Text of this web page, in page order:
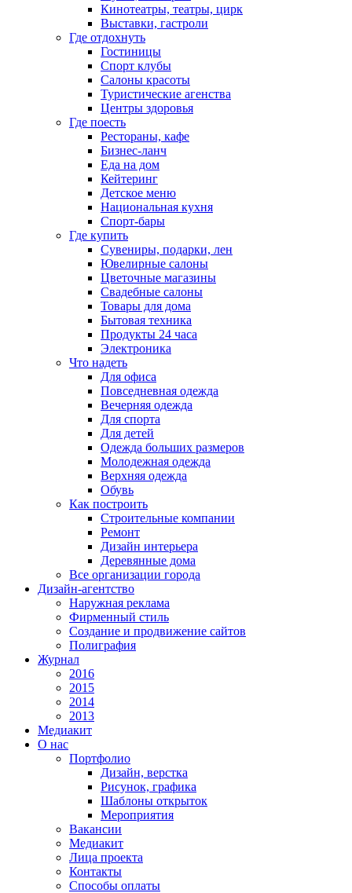
Кинотеатры, театры, цирк
Выставки, гастроли
Где отдохнуть
Гостиницы
Спорт клубы
Салоны красоты
Туристические агенства
Центры здоровья
Где поесть
Рестораны, кафе
Бизнес-ланч
Еда на дом
Кейтеринг
Детское меню
Национальная кухня
Спорт-бары
Где купить
Сувениры, подарки, лен
Ювелирные салоны
Цветочные магазины
Свадебные салоны
Товары для дома
Бытовая техника
Продукты 24 часа
Электроника
Что надеть
Для офиса
Повседневная одежда
Вечерняя одежда
Для спорта
Для детей
Одежда больших размеров
Молодежная одежда
Верхняя одежда
Обувь
Как построить
Строительные компании
Ремонт
Дизайн интерьера
Деревянные дома
Все организации города
Дизайн-агентство
Наружная реклама
Фирменный стиль
Создание и продвижение сайтов
Полиграфия
Журнал
2016
2015
2014
2013
Медиакит
О нас
Портфолио
Дизайн, верстка
Рисунок, графика
Шаблоны открыток
Мероприятия
Вакансии
Медиакит
Лица проекта
Контакты
Способы оплаты